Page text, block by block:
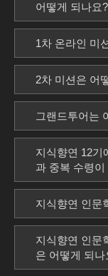
어떻게 되나요?
1차 온라인 미
2차 미션은 어
그랜드투어는
지식향연 12기
과 중복 수령
지식향연 인문
지식향연 인문
은 어떻게 되나